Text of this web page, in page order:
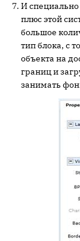
И
плюс этой
большое
тип блока, с
объекта на
границ и
занимать